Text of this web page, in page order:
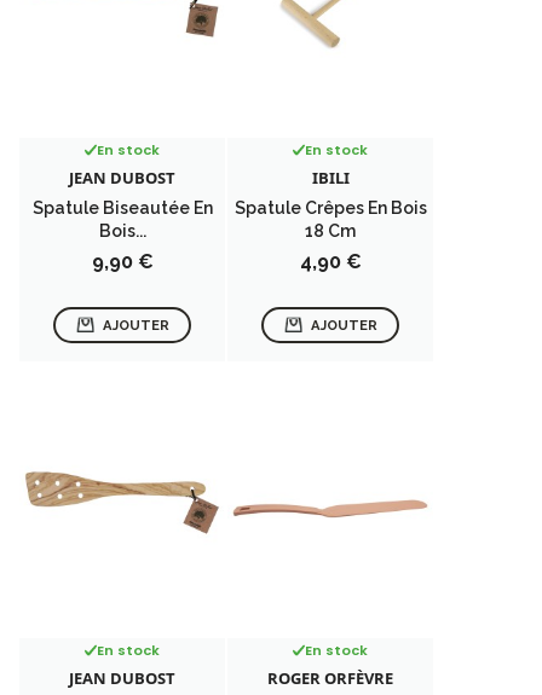
En stock
JEAN DUBOST
Spatule Biseautée En
Bois...
Prix
9,90 €
AJOUTER
En stock
IBILI
Spatule Crêpes En Bois
18 Cm
Prix
4,90 €
AJOUTER
En stock
JEAN DUBOST
En stock
ROGER ORFÈVRE